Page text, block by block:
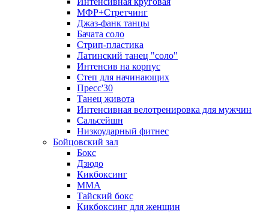
МФР+Стретчинг
Джаз-фанк танцы
Бачата соло
Стрип-пластика
Латинский танец "соло"
Интенсив на корпус
Степ для начинающих
Пресс'30
Танец живота
Интенсивная велотренировка для мужчин
Сальсейшн
Низкоударный фитнес
Бойцовский зал
Бокс
Дзюдо
Кикбоксинг
MMA
Тайский бокс
Кикбоксинг для женщин